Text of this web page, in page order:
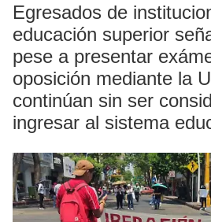
Egresados de
educación superior
pese a presentar
oposición mediante la
continúan sin ser
ingresar al sistema